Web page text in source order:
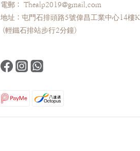
電郵： Thealp2019@gmail.com
地址：屯門石排頭路5號偉昌工業中心14樓K
(輕鐵石排站步行2分鐘)